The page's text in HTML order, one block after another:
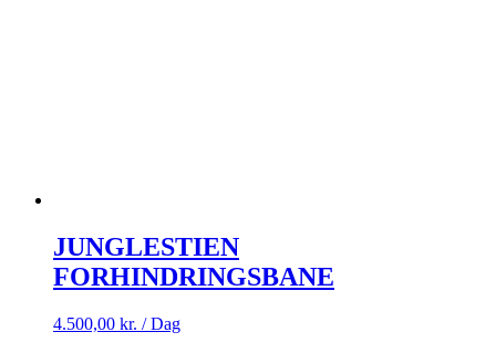
JUNGLESTIEN
FORHINDRINGSBANE
4.500,00 kr. / Dag